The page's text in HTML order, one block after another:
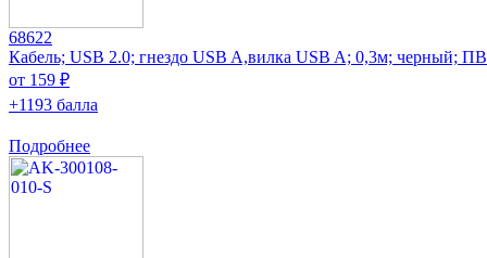
68622
Кабель; USB 2.0; гнездо USB A,вилка USB A; 0,3м; черный;
от 159 ₽
+1193 балла
Подробнее